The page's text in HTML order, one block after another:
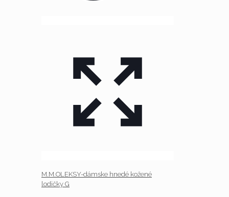
M.M.OLEKSY-dámske hnedé kožené
lodičky G